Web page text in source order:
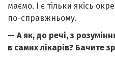
маємо. І є тільки якісь
по-справжньому.
— А як, до речі, з
в самих лікарів? Бачите